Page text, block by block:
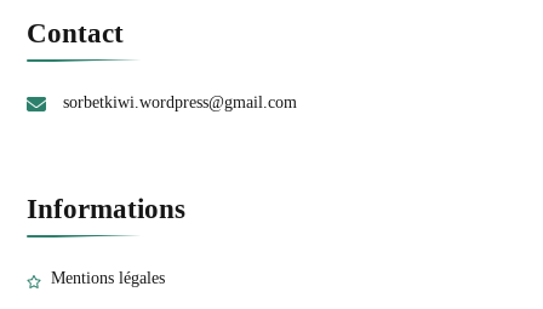
Contact
sorbetkiwi.wordpress@gmail.com
Informations
Mentions légales